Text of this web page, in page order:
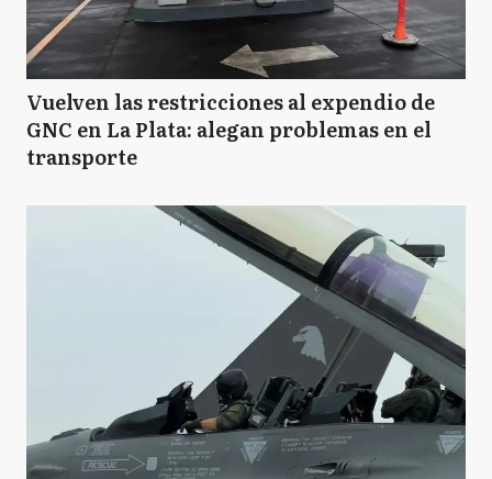
Vuelven las restricciones al expendio de
GNC en La Plata: alegan problemas en el
transporte